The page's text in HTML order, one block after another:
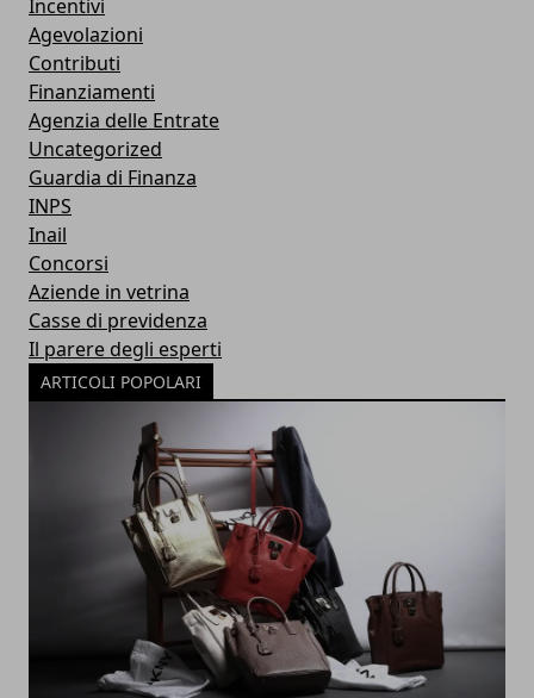
Incentivi
Agevolazioni
Contributi
Finanziamenti
Agenzia delle Entrate
Uncategorized
Guardia di Finanza
INPS
Inail
Concorsi
Aziende in vetrina
Casse di previdenza
Il parere degli esperti
ARTICOLI POPOLARI